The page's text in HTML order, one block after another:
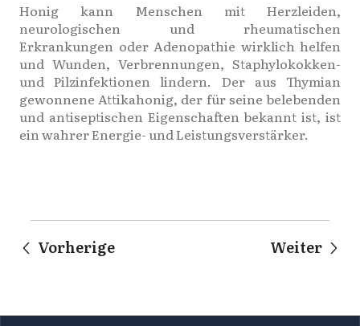
Honig kann Menschen mit Herzleiden,
neurologischen und rheumatischen
Erkrankungen oder Adenopathie wirklich helfen
und Wunden, Verbrennungen, Staphylokokken-
und Pilzinfektionen lindern. Der aus Thymian
gewonnene Attikahonig, der für seine belebenden
und antiseptischen Eigenschaften bekannt ist, ist
ein wahrer Energie- und Leistungsverstärker.
Vorherige Weiter